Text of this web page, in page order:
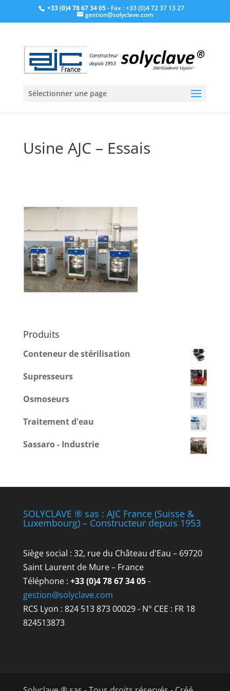
+33 (0)4 78 67 34 05- Fax : +33 (0)4 72 37 13 27
gestion@solyclave.com
Sélectionner une page
Usine AJC – Essais
Produits
Conteneur de stérilisation
Supresseurs
Osmoseurs
Traitement d'eau
Sassaro - Industrie
SOLYCLAVE ® sas : AJC France (Suisse &
Luxembourg) – Constructeur depuis 1953
Siège social : 32, rue du Château d'Eau – 69720
Saint Laurent de Mure – France
Téléphone : +33 (0)4 78 67 34 05-
gestion@solyclave.com
RCS Lyon : 824 513 873 00029 - N° CEE : FR 18
824513873